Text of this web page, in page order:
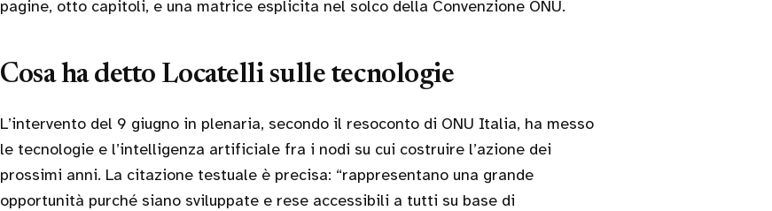
pagine, otto capitoli, e una matrice esplicita nel solco della Convenzione ONU.
Cosa ha detto Locatelli sulle tecnologie
L’intervento del 9 giugno in plenaria, secondo il resoconto di ONU Italia, ha messo
le tecnologie e l’intelligenza artificiale fra i nodi su cui costruire l’azione dei
prossimi anni. La citazione testuale è precisa: “rappresentano una grande
opportunità purché siano sviluppate e rese accessibili a tutti su base di